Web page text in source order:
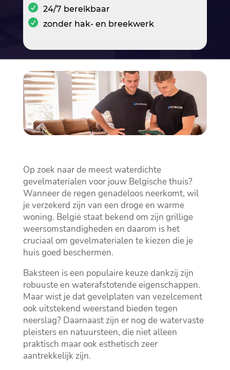
24/7 bereikbaar
zonder hak- en breekwerk
Op zoek naar de meest waterdichte
gevelmaterialen voor jouw Belgische thuis?
Wanneer de regen genadeloos neerkomt, wil
je verzekerd zijn van een droge en warme
woning.​ België staat bekend om zijn grillige
weersomstandigheden en daarom is het
cruciaal om gevelmaterialen te kiezen die je
huis goed beschermen.​
Baksteen is een populaire keuze dankzij zijn
robuuste en waterafstotende eigenschappen.​
Maar wist je dat gevelplaten van vezelcement
ook uitstekend weerstand bieden tegen
neerslag? Daarnaast zijn er nog de watervaste
pleisters en natuursteen, die niet alleen
praktisch maar ook esthetisch zeer
aantrekkelijk zijn.​